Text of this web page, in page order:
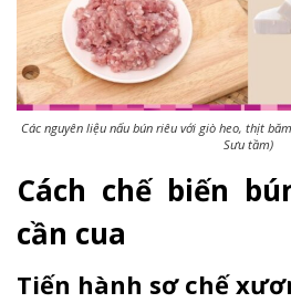
Các nguyên liệu nấu bún riêu với giò heo, thịt
Sưu tầm)
Cách chế biến
cần cua
Tiến hành sơ chế